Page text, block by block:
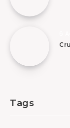
Tags